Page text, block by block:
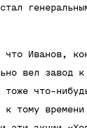
что Иванов,
вел завод
тоже что-
к тому